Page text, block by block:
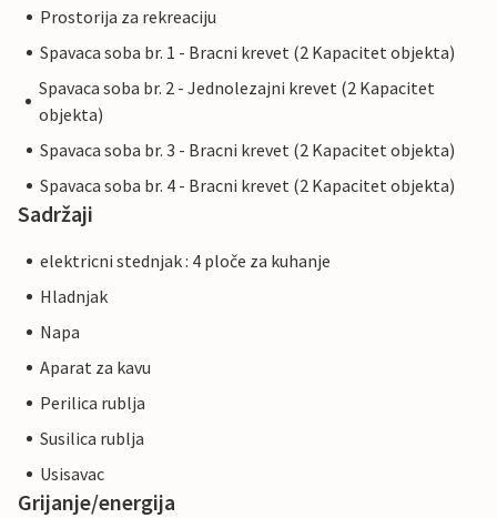
Prostorija za rekreaciju
Spavaca soba br. 1 - Bracni krevet (2 Kapacitet objekta)
Spavaca soba br. 2 - Jednolezajni krevet (2 Kapacitet
objekta)
Spavaca soba br. 3 - Bracni krevet (2 Kapacitet objekta)
Spavaca soba br. 4 - Bracni krevet (2 Kapacitet objekta)
Sadržaji
elektricni stednjak : 4 ploče za kuhanje
Hladnjak
Napa
Aparat za kavu
Perilica rublja
Susilica rublja
Usisavac
Grijanje/energija